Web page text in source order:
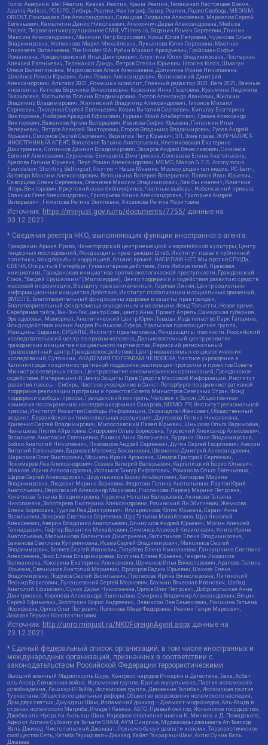
Голос Америки, Idel.Реалии, Кавказ.Реалии, Крым.Реалии, Телеканал Настоящее Время,
Azatliq Radiosi, PCE/PC, Сибирь.Реалии, Фактограф, Север.Реалии, Радио Свобода, MEDIUM-
ORIENT, Пономарев Лев Александрович, Савицкая Людмила Алексеевна, Маркелов Сергей
Евгеньевич, Камалягин Денис Николаевич, Апахончич Дарья Александровна, Medusa
Project, Первое антикоррупционное СМИ, VTimes.io, Баданин Роман Сергеевич, Гликин
Максим Александрович, Маняхин Петр Борисович, Ярош Юлия Петровна, Чуракова Ольга
Владимировна, Железнова Мария Михайловна, Лукьянова Юлия Сергеевна, Маетная
Елизавета Витальевна, The Insider SIA, Рубин Михаил Аркадьевич, Гройсман Софья
Романовна, Рождественский Илья Дмитриевич, Апухтина Юлия Владимировна, Постернак
Алексей Евгеньевич, Телеканал Дождь, Петров Степан Юрьевич, Istories fonds, Шмагун
Олеся Валентиновна, Мароховская Алеся Алексеевна, Долинина Ирина Николаевна,
Шлейнов Роман Юрьевич, Анин Роман Александрович, Великовский Дмитрий
Александрович, Альтаир 2021, Ромашки монолит, Главный редактор 2021, Вега 2021, Важные
иноагенты, Каткова Вероника Вячеславовна, Карезина Инна Павловна, Кузьмина Людмила
Гавриловна, Костылева Полина Владимировна, Лютов Александр Иванович, Жилкин
Владимир Владимирович, Жилинский Владимир Александрович, Тихонов Михаил
Сергеевич, Пискунов Сергей Евгеньевич, Ковин Виталий Сергеевич, Кильтау Екатерина
Викторовна, Любарев Аркадий Ефимович, Гурман Юрий Альбертович, Грезев Александр
Викторович, Важенков Артем Валерьевич, Иванова София Юрьевна, Пигалкин Илья
Валерьевич, Петров Алексей Викторович, Егоров Владимир Владимирович, Гусев Андрей
Юрьевич, Смирнов Сергей Сергеевич, Верзилов Петр Юрьевич, ЗП, Зона права, ЖУРНАЛИСТ-
ИНОСТРАННЫЙ АГЕНТ, Вольтская Татьяна Анатольевна, Клепиковская Екатерина
Дмитриевна, Сотников Даниил Владимирович, Захаров Андрей Вячеславович, Симонов
Евгений Алексеевич, Сурначева Елизавета Дмитриевна, Соловьева Елена Анатольевна,
Арапова Галина Юрьевна, Перл Роман Александрович, МЕМО, Mason G.E.S. Anonymous
Foundation, Stichting Bellingcat, Якутия – Наше Мнение, Москоу диджитал медиа, РС-Балт,
Заговора Максим Александрович, Ветошкина Валерия Валерьевна, Павлов Иван Юрьевич,
Скворцова Елена Сергеевна, Оленичев Максим Владимирович, Как бы инагент, Кочетков
Игорь Викторович, Иркутский союз библиофилов, Честные выборы, Нобелевский призыв,
Еланчик Олег Александрович, Григорьева Алина Александровна, Григорьев Андрей
Валерьевич , Гималова Регина Эмилевна, Хисамова Регина Фаритовна
Источник: https://minjust.gov.ru/ru/documents/7755/ данные на
03.12.2021
* Сведения реестра НКО, выполняющих функции иностранного агента:
Гражданин.Армия.Право, Нижегородский центр немецкой и европейской культуры, Центр
гендерных исследований, Фонд защиты прав граждан Штаб, Институт права и публичной
политики, Фонд борьбы с коррупцией, Альянс врачей, НАСИЛИЮ.НЕТ, Мы против СПИДа,
СВЕЧА, Открытый Петербург, Гуманитарное действие, Лига Избирателей, Правовая
инициатива, Гражданская инициатива против экологической преступности, Гражданский
Союз, "Хасдей Ерушалаим" (Милосердие), Центр поддержки и содействия развитию средств
массовой информации, В защиту прав заключенных, Горячая Линия, Центр социально-
информационных инициатив Действие, Институт глобализации и социальных движений,
ВМЕСТЕ, Благотворительный фонд охраны здоровья и защиты прав граждан,
Благотворительный фонд помощи осужденным и их семьям, Фонд Тольятти, Новое время,
Серебряная тайга, Так-Так-Так, центр Сова, центр Анна, Проект Апрель, Самарская губерния,
Эра здоровья, Мемориал, Аналитический Центр Юрия Левады, Издательство Парк Гагарина,
Фонд содействия имени Андрея Рылькова, Сфера, Уральская правозащитная группа,
Женщины Евразии, СИБАЛЬТ, Институт прав человека, Фонд защиты гласности, Российский
исследовательский центр по правам человека, Дальневосточный центр развития
гражданских инициатив и социального партнерства, Пермский региональный
правозащитный центр, Гражданское действие, Центр независимых социологических
исследований, Сутяжник, АКАДЕМИЯ ПО ПРАВАМ ЧЕЛОВЕКА, Частное учреждение в
Калининграде по административной поддержке реализации программ и проектов Совета
Министров северных стран, Центр развития некоммерческих организаций, Гражданское
содействие, Интернешнл-Р, Центр Защиты Прав Средств Массовой Информации, Институт
развития прессы - Сибирь, Частное учреждение в Санкт-Петербурге по административной
поддержке реализации программ и проектов Совета Министров Северных Стран, Фонд
поддержки свободы прессы, Гражданский контроль, Человек и Закон, Общественная
комиссия по сохранению наследия академика Сахарова, МЕМО. РУ, Институт региональной
прессы, Институт Развития Свободы Информации, Экозащита!-Женсовет, Общественный
вердикт, Евразийская антимонопольная ассоциация, Дзугкоева Регина Николаевна,
Кривенко Сергей Владимирович, Милославский Павел Юрьевич, Шнырова Ольга Вадимовна,
Чанышева Лилия Айратовна, Сидорович Ольга Борисовна, Туровский Александр Алексеевич,
Васильева Анастасия Евгеньевна, Ривина Анна Валерьевна, Бурдина Юлия Владимировна,
Бойко Анатолий Николаевич, Пивоваров Андрей Сергеевич, Дугин Сергей Георгиевич, Аверин
Виталий Евгеньевич, Барахоев Магомед Бекханович, Шевченко Дмитрий Александрович,
Шарипков Олег Викторович, Мошель Ирина Ароновна, Шведов Григорий Сергеевич,
Пономарев Лев Александрович, Созаев Валерий Валерьевич, Каргалицкий Борис Юльевич,
Исакова Ирина Александровна, Исламов Тимур Рифгатович, Романова Ольга Евгеньевна,
Щаров Сергей Алексадрович, Цирульников Борис Альбертович, Халидова Марина
Владимировна, Людевиг Марина Зариевна, Федотова Галина Анатольевна, Паутов Юрий
Анатольевич, Верховский Александр Маркович, Пислакова-Паркер Марина Петровна,
Кочеткова Татьяна Владимировна, Чуркина Наталья Валерьевна, Акимова Татьяна
Николаевна, Золотарева Екатерина Александровна, Рачинский Ян Збигневич, Жемкова
Елена Борисовна, Гудков Лев Дмитриевич, Илларионова Юлия Юрьевна, Саранг Анна
Васильевна, Захарова Светлана Сергеевна, Щур Татьяна Михайловна, Щур Николай
Алексеевич, Аверин Владимир Анатольевич, Блинушов Андрей Юрьевич, Мосин Алексей
Геннадьевич, Гефтер Валентин Михайлович, Симонов Алексей Кириллович, Флиге Ирина
Анатольевна, Мельникова Валентина Дмитриевна, Вититинова Елена Владимировна,
Баженова Светлана Куприяновна, Исаев Сергей Владимирович, Максимов Сергей
Владимирович, Беляев Сергей Иванович, Голубева Елена Николаевна, Ганнушкина Светлана
Алексеевна, Закс Елена Владимировна, Буртина Елена Юрьевна, Гендель Людмила
Залмановна, Кокорина Екатерина Алексеевна, Шуманов Илья Вячеславович, Арапова Галина
Юрьевна, Свечников Анатолий Мариевич, Прохоров Вадим Юрьевич, Шахова Елена
Владимировна, Подузов Сергей Васильевич, Протасова Ирина Вячеславовна, Литинский
Леонид Борисович, Лукашевский Сергей Маркович, Бахмин Вячеслав Иванович, Шабад
Анатолий Ефимович, Сухих Дарья Николаевна, Орлов Олег Петрович, Добровольская Анна
Дмитриевна, Королева Александра Евгеньевна, Смирнов Владимир Александрович, Вицин
Сергей Ефимович, Золотухин Борис Андреевич, Левинсон Лев Семенович, Локшина Татьяна
Иосифовна, Орлов Олег Петрович, Полякова Мара Федоровна, Резник Генри Маркович,
Захаров Герман Константинович
Источник: http://unro.minjust.ru/NKOForeignAgent.aspx данные на
23.12.2021
* Единый федеральный список организаций, в том числе иностранных и
международных организаций, признанных в соответствии с
законодательством Российской Федерации террористическими:
Высший военный Маджлисуль Шура, Конгресс народов Ичкерии и Дагестана, База, Асбат
аль-Ансар, Священная война, Исламская группа, Братья-мусульмане, Партия исламского
освобождения, Лашкар-И-Тайба, Исламская группа, Движение Талибан, Исламская партия
Туркестана, Общество социальных реформ, Общество возрождения исламского наследия,
Дом двух святых, Джунд аш-Шам, Исламский джихад – Джамаат моджахедов, Аль-Каида в
странах исламского Магриба, Имарат Кавказ, АБТО, Правый сектор, Исламское государство,
Джабха аль-Нусра ли-Ахль аш-Шам, Народное ополчение имени К. Минина и Д. Пожарского,
Аджр от Аллаха Субхану уа Тагьаля SHAM, АУМ Синрике, Муджахеды джамаата Ат-Тавхида
Валь-Джихад, Чистопольский Джамаат, Рохнамо ба суи давлати исломи, Террористическое
сообщество Сеть, Катиба Таухид валь-Джихад, Хайят Тахрир аш-Шам, Ахлю Сунна Валь
Джамаа